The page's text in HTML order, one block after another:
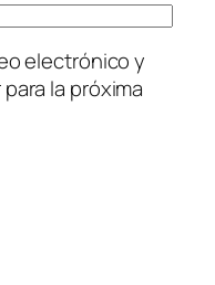
electrónico y
la próxima